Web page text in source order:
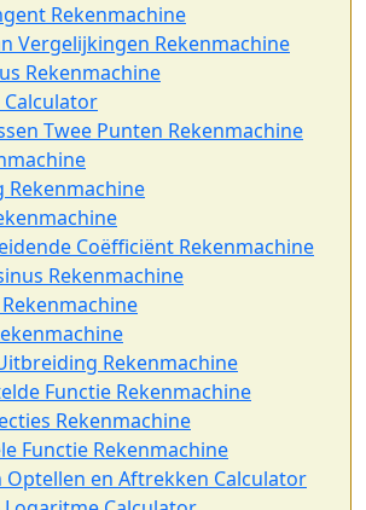
Rekenmachine
Vergelijkingen Rekenmachine
Rekenmachine
Twee Punten Rekenmachine
Rekenmachine
Coëfficiënt Rekenmachine
Rekenmachine
Rekenmachine
Functie Rekenmachine
Rekenmachine
Functie Rekenmachine
Optellen en Aftrekken Calculator